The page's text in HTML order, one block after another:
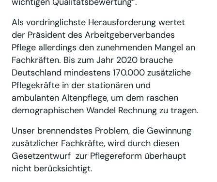
Als vordringlichste Herausforderung wertet
der Präsident des Arbeitgeberverbandes
Pflege allerdings den zunehmenden Mangel an
Fachkräften. Bis zum Jahr 2020 brauche
Deutschland mindestens 170.000 zusätzliche
Pflegekräfte in der stationären und
ambulanten Altenpflege, um dem raschen
demographischen Wandel Rechnung zu tragen.
Unser brennendstes Problem, die Gewinnung
zusätzlicher Fachkräfte, wird durch diesen
Gesetzentwurf zur Pflegereform überhaupt
nicht berücksichtigt.